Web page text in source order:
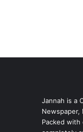
Jannah is a
Newspaper,
Packed